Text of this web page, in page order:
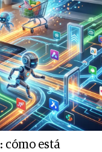
cómo está